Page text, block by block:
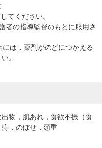
てください。
者の指導監督のもとに服用さ
には，薬剤がのどにつかえる
。
物，肌あれ，食欲不振（食
，のぼせ，頭重